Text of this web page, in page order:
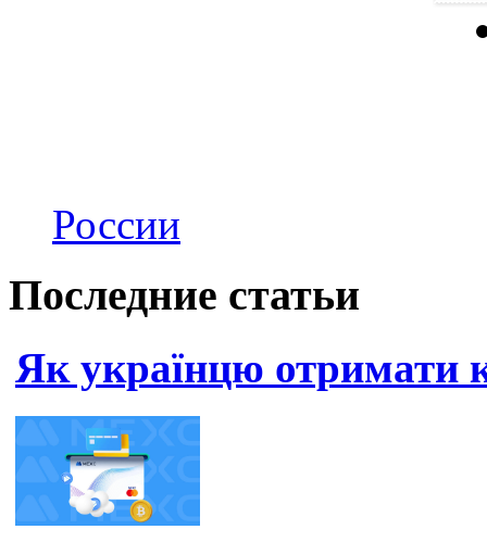
России
Последние статьи
Як українцю отримати